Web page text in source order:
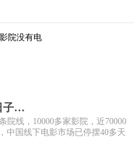
子…
院线，10000多家影院，近70000
中国线下电影市场已停摆40多天